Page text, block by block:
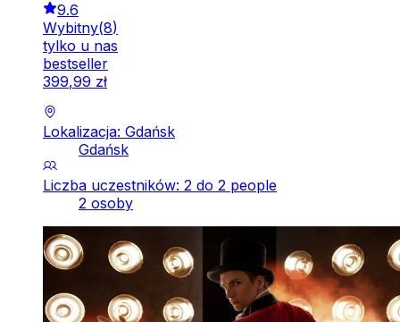
9.6
Wybitny(8)
tylko u nas
bestseller
399,99 zł
Lokalizacja: Gdańsk
Gdańsk
Liczba uczestników: 2 do 2 people
2 osoby